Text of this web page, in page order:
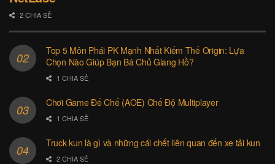
2 CHIA SẺ
Top 5 Môn Phái PK Mạnh Nhất Kiếm Thế Origin: Lựa
Chọn Nào Giúp Bạn Bá Chủ Giang Hồ?
1 CHIA SẺ
Chơi Game Đế Chế (AOE) Chế Độ Multiplayer
1 CHIA SẺ
Truck kun là gì và những cái chết liên quan đến xe tải kun
2 CHIA SẺ